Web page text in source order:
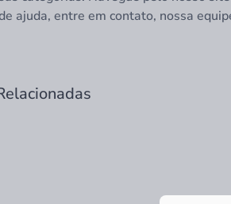
ajuda, entre em contato, nossa